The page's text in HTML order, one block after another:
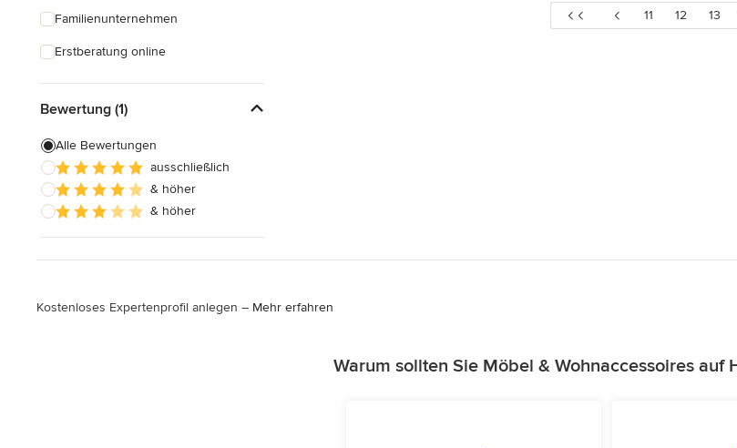
Familienunternehmen
Erstberatung online
Bewertung (1)
Alle Bewertungen
ausschließlich
& höher
& höher
11 12 13
Kostenloses Expertenprofil anlegen – Mehr erfahren
Warum sollten Sie Möbel & Wohnaccessoires auf